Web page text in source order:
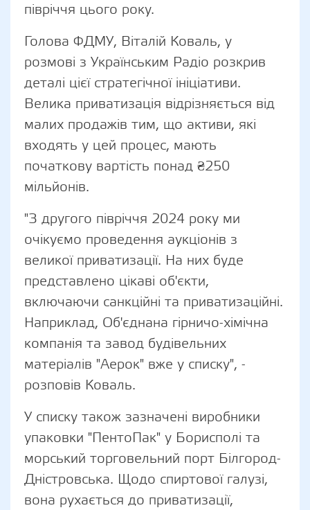
півріччя цього року.
Голова ФДМУ, Віталій Коваль, у
розмові з Українським Радіо розкрив
деталі цієї стратегічної ініціативи.
Велика приватизація відрізняється від
малих продажів тим, що активи, які
входять у цей процес, мають
початкову вартість понад ₴250
мільйонів.
"З другого півріччя 2024 року ми
очікуємо проведення аукціонів з
великої приватизації. На них буде
представлено цікаві об'єкти,
включаючи санкційні та приватизаційні.
Наприклад, Об'єднана гірничо-хімічна
компанія та завод будівельних
матеріалів "Аерок" вже у списку", -
розповів Коваль.
У списку також зазначені виробники
упаковки "ПентоПак" у Борисполі та
морський торговельний порт Білгород-
Дністровська. Щодо спиртової галузі,
вона рухається до приватизації,